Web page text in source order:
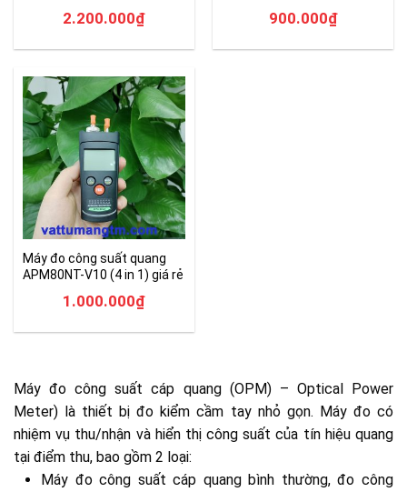
Máy đo công suất cáp quang (OPM) – Optical Power
Meter) là thiết bị đo kiểm cầm tay nhỏ gọn. Máy đo có
nhiệm vụ thu/nhận và hiển thị công suất của tín hiệu quang
tại điểm thu, bao gồm 2 loại:
Máy đo công suất cáp quang bình thường, đo công
2.200.000₫ 900.000₫
Máy đo công suất quang
APM80NT-V10 (4 in 1) giá rẻ
1.000.000₫